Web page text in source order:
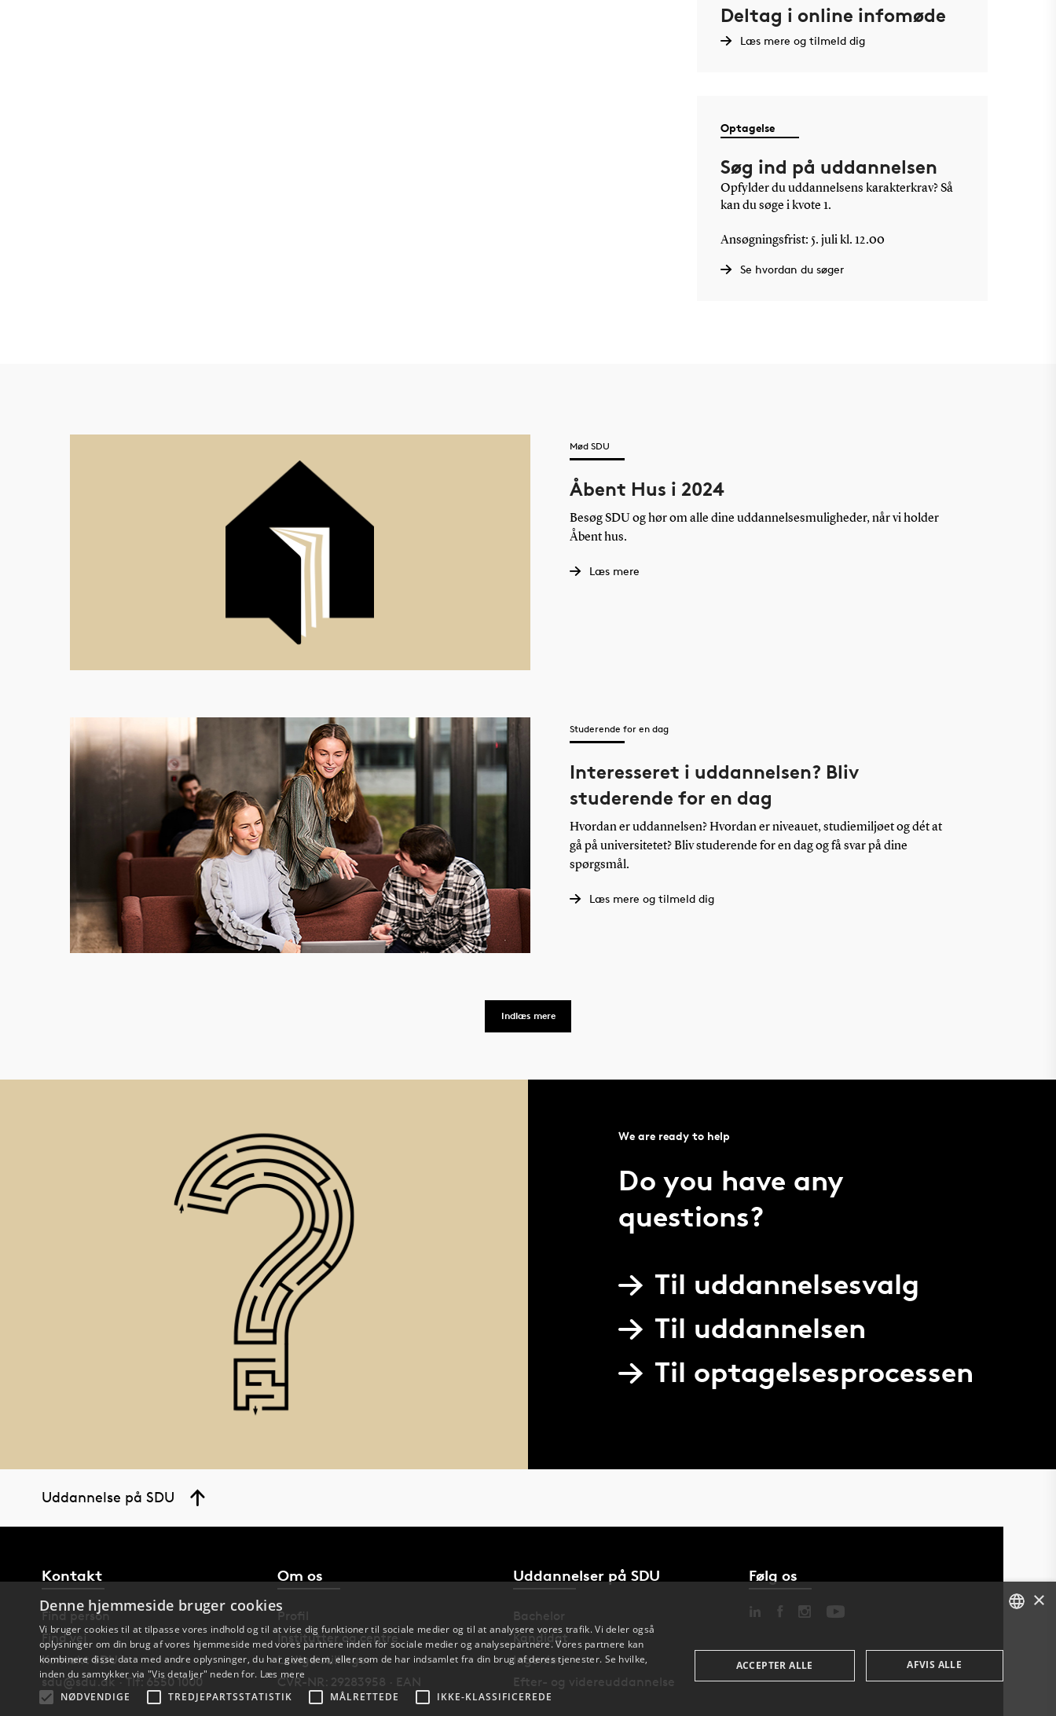
Deltag i online infomøde
Læs mere og tilmeld dig
Optagelse
Søg ind på uddannelsen
Opfylder du uddannelsens karakterkrav? Så
kan du søge i kvote 1.
Ansøgningsfrist: 5. juli kl. 12.00
Se hvordan du søger
Mød SDU
Åbent Hus i 2024
Besøg SDU og hør om alle dine uddannelsesmuligheder, når vi holder
Åbent hus.
Læs mere
Studerende for en dag
Interesseret i uddannelsen? Bliv
studerende for en dag
Hvordan er uddannelsen? Hvordan er niveauet, studiemiljøet og dét at
gå på universitetet? Bliv studerende for en dag og få svar på dine
spørgsmål.
Læs mere og tilmeld dig
Indlæs mere
We are ready to help
Do you have any
questions?
Til uddannelsesvalg
Til uddannelsen
Til optagelsesprocessen
Uddannelse på SDU
Kontakt
Find person
Find vej
Kontakt SDU
sdu@sdu.dk · Tlf: 6550 1000
Om os
Profil
Institutter og centre
Ledige stillinger
CVR-NR: 29283958 · EAN
Uddannelser på SDU
Bachelor
Kandidat
Ingeniør
Efter- og videreuddannelse
Følg os
ENGLISH
×
Denne hjemmeside bruger cookies
Vi bruger cookies til at tilpasse vores indhold og til at vise dig funktioner til sociale medier og til at analysere vores trafik. Vi deler også
oplysninger om din brug af vores hjemmeside med vores partnere inden for sociale medier og analysepartnere. Vores partnere kan
kombinere disse data med andre oplysninger, du har givet dem, eller som de har indsamlet fra din brug af deres tjenester. Se hvilke,
inden du samtykker via "Vis detaljer" neden for. Læs mere
NØDVENDIGE
TREDJEPARTSSTATISTIK MÅLRETTEDE IKKE-KLASSIFICEREDE
ACCEPTER ALLE AFVIS ALLE